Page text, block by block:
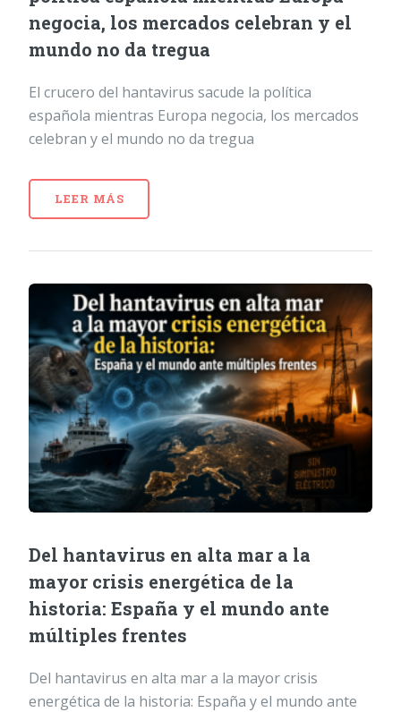
negocia, los mercados celebran y el
mundo no da tregua
El crucero del hantavirus sacude la política
española mientras Europa negocia, los mercados
celebran y el mundo no da tregua
LEER MÁS
Del hantavirus en alta mar a la
mayor crisis energética de la
historia: España y el mundo ante
múltiples frentes
Del hantavirus en alta mar a la mayor crisis
energética de la historia: España y el mundo ante